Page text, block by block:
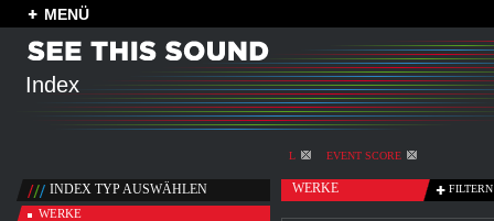
MENÜ
Index
L EVENT SCORE
INDEX TYP AUSWÄHLEN
WERKE
WERKE